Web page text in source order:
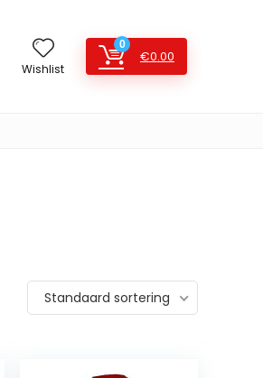
Wishlist
0
€0.00
Standaard sortering